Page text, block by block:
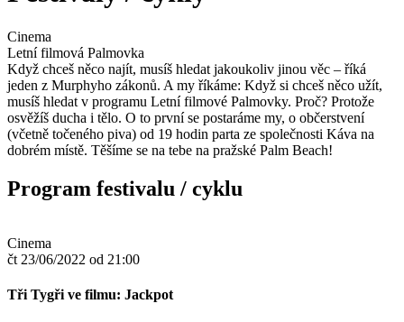
Cinema
Letní filmová Palmovka
Když chceš něco najít, musíš hledat jakoukoliv jinou věc – říká
jeden z Murphyho zákonů. A my říkáme: Když si chceš něco užít,
musíš hledat v programu Letní filmové Palmovky. Proč? Protože
osvěžíš ducha i tělo. O to první se postaráme my, o občerstvení
(včetně točeného piva) od 19 hodin parta ze společnosti Káva na
dobrém místě. Těšíme se na tebe na pražské Palm Beach!
Program festivalu / cyklu
Cinema
čt 23/06/2022 od 21:00
Tři Tygři ve filmu: Jackpot